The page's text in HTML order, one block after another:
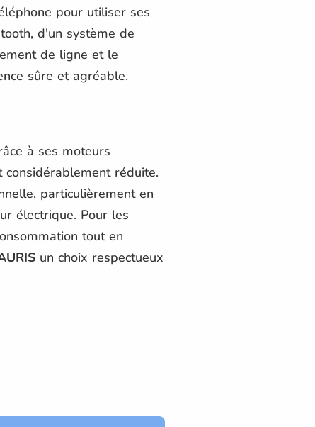
pour utiliser ses
d'un système de
de ligne et le
sûre et agréable.
à ses moteurs
réduite.
particulièrement en
électrique. Pour les
tout en
un choix respectueux